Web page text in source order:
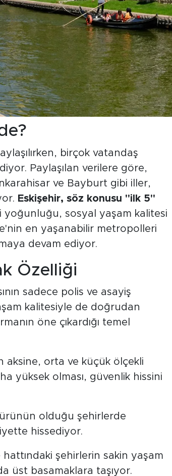
birçok vatandaş
Paylaşılan verilere göre,
ve Bayburt gibi iller,
Eskişehir, söz konusu "ilk 5"
yoğunluğu, sosyal yaşam kalitesi
en yaşanabilir metropolleri
devam ediyor.
Özelliği
sadece polis ve asayiş
kalitesiyle de doğrudan
öne çıkardığı temel
aksine, orta ve küçük ölçekli
yüksek olması, güvenlik hissini
olduğu şehirlerde
hissediyor.
hattındaki şehirlerin sakin yaşam
üst basamaklara taşıyor.